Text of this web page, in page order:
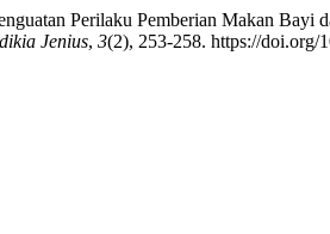
Perilaku Pemberian Makan Bayi
Jenius, 3(2), 253-258. https://doi.org/